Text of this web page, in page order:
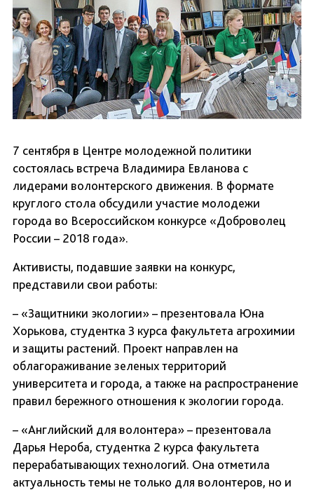
7 сентября в Центре молодежной политики
состоялась встреча Владимира Евланова с
лидерами волонтерского движения. В формате
круглого стола обсудили участие молодежи
города во Всероссийском конкурсе «Доброволец
России – 2018 года».
Активисты, подавшие заявки на конкурс,
представили свои работы:
– «Защитники экологии» – презентовала Юна
Хорькова, студентка 3 курса факультета агрохимии
и защиты растений. Проект направлен на
облагораживание зеленых территорий
университета и города, а также на распространение
правил бережного отношения к экологии города.
– «Английский для волонтера» – презентовала
Дарья Нероба, студентка 2 курса факультета
перерабатывающих технологий. Она отметила
актуальность темы не только для волонтеров, но и